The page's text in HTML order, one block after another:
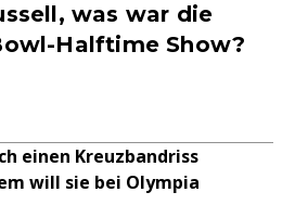
was war die
Halftime Show?
einen Kreuzbandriss
will sie bei Olympia